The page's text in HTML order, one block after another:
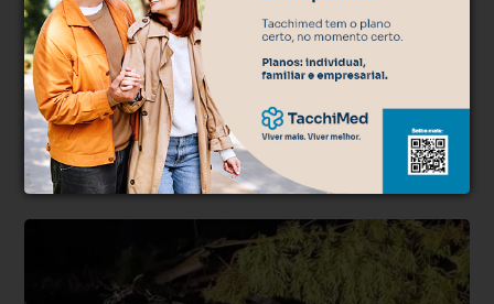
Mistério Há 23 horas
Polícia Civil investiga morte de músico
encontrado morto em casa
Artista de 56 anos foi encontrado com um ferimento na cabeça
dentro de casa; filho foi levado à delegacia para prestar
esclarecimentos.